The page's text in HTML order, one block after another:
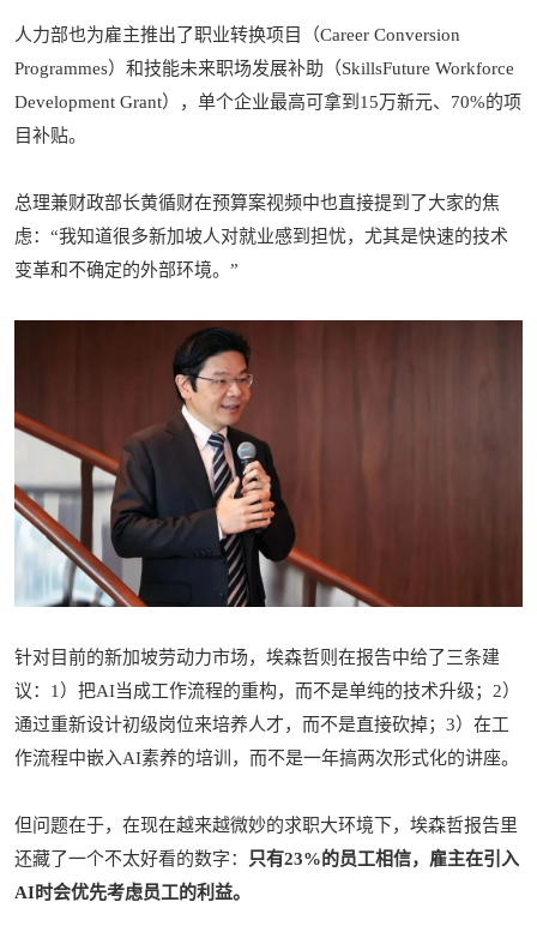
人力部也为雇主推出了职业转换项目（Career Conversion
Programmes）和技能未来职场发展补助（SkillsFuture Workforce
Development Grant），单个企业最高可拿到15万新元、70%的项
目补贴。
总理兼财政部长黄循财在预算案视频中也直接提到了大家的焦
虑：“我知道很多新加坡人对就业感到担忧，尤其是快速的技术
变革和不确定的外部环境。”
针对目前的新加坡劳动力市场，埃森哲则在报告中给了三条建
议：1）把AI当成工作流程的重构，而不是单纯的技术升级；2）
通过重新设计初级岗位来培养人才，而不是直接砍掉；3）在工
作流程中嵌入AI素养的培训，而不是一年搞两次形式化的讲座。
但问题在于，在现在越来越微妙的求职大环境下，埃森哲报告里
还藏了一个不太好看的数字： 只有23%的员工相信，雇主在引入
AI时会优先考虑员工的利益。